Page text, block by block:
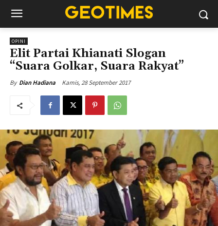
OPINI
Elit Partai Khianati Slogan
“Suara Golkar, Suara Rakyat”
By Dian Hadiana Kamis, 28 September 2017